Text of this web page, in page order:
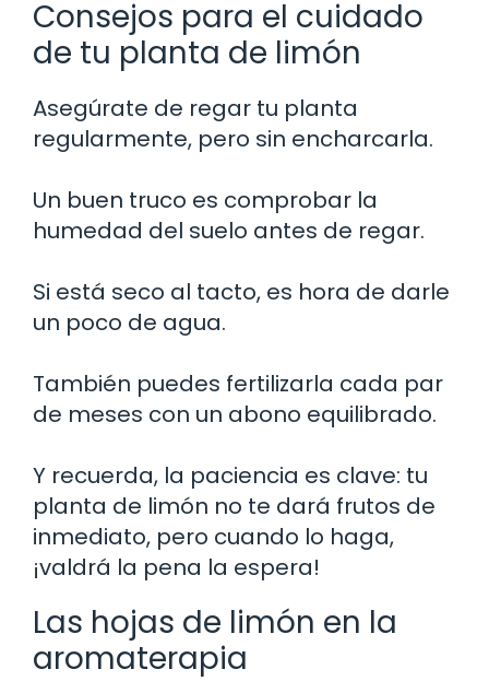
Consejos para el cuidado
de tu planta de limón
Asegúrate de regar tu planta
regularmente, pero sin encharcarla.
Un buen truco es comprobar la
humedad del suelo antes de regar.
Si está seco al tacto, es hora de darle
un poco de agua.
También puedes fertilizarla cada par
de meses con un abono equilibrado.
Y recuerda, la paciencia es clave: tu
planta de limón no te dará frutos de
inmediato, pero cuando lo haga,
¡valdrá la pena la espera!
Las hojas de limón en la
aromaterapia